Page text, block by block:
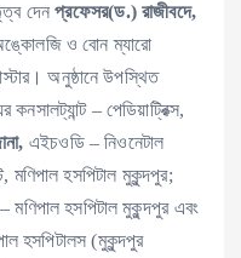
দেনপ্রফেসর(ড.) রাজীবদে,
ও বোন ম্যারো
অনুষ্ঠানে উপস্থিত
– পেডিয়াট্রিক্স,
এইচওডি – নিওনেটাল
মণিপাল হসপিটাল মুকুন্দপুর;
– মণিপাল হসপিটাল মুকুন্দপুর এবং
হসপিটালস (মুকুন্দপুর